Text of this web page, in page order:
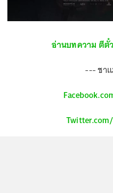
อ่านบทความ ตีตั๋
--- ชา